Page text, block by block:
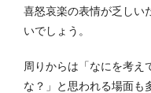
喜怒哀楽の表情が乏しい
いでしょう。
周りからは「なにを考え
な？」と思われる場面も